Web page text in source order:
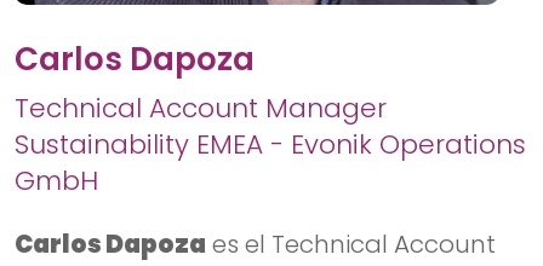
Carlos Dapoza
Technical Account Manager
Sustainability EMEA - Evonik Operations
GmbH
Carlos Dapoza es el Technical Account